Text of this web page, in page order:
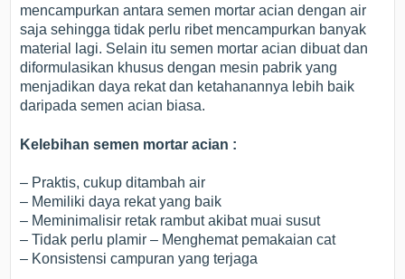
mencampurkan antara semen mortar acian dengan air
saja sehingga tidak perlu ribet mencampurkan banyak
material lagi. Selain itu semen mortar acian dibuat dan
diformulasikan khusus dengan mesin pabrik yang
menjadikan daya rekat dan ketahanannya lebih baik
daripada semen acian biasa.
Kelebihan semen mortar acian :
– Praktis, cukup ditambah air
– Memiliki daya rekat yang baik
– Meminimalisir retak rambut akibat muai susut
– Tidak perlu plamir – Menghemat pemakaian cat
– Konsistensi campuran yang terjaga